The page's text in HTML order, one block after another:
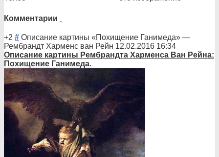
Комментарии
+2 # Описание картины «Похищение Ганимеда» —
Рембрандт Харменс ван Рейн 12.02.2016 16:34
Описание картины Рембрандта Харменса Ван Рейна:
Похищение Ганимеда.